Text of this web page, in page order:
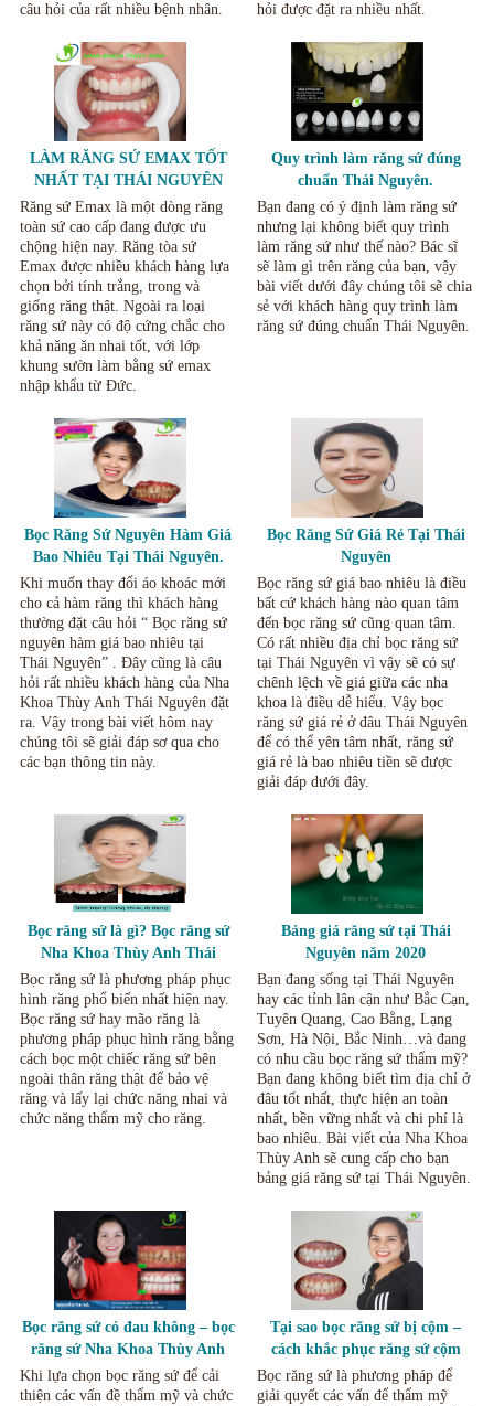
câu hỏi của rất nhiều bệnh nhân.
hỏi được đặt ra nhiều nhất.
LÀM RĂNG SỨ EMAX TỐT
NHẤT TẠI THÁI NGUYÊN
Răng sứ Emax là một dòng răng
toàn sứ cao cấp đang được ưu
chộng hiện nay. Răng tòa sứ
Emax được nhiều khách hàng lựa
chọn bởi tính trắng, trong và
giống răng thật. Ngoài ra loại
răng sứ này có độ cứng chắc cho
khả năng ăn nhai tốt, với lớp
khung sườn làm bằng sứ emax
nhập khẩu từ Đức.
Quy trình làm răng sứ đúng
chuẩn Thái Nguyên.
Bạn đang có ý định làm răng sứ
nhưng lại không biết quy trình
làm răng sứ như thế nào? Bác sĩ
sẽ làm gì trên răng của bạn, vậy
bài viết dưới đây chúng tôi sẽ chia
sẻ với khách hàng quy trình làm
răng sứ đúng chuẩn Thái Nguyên.
Bọc Răng Sứ Nguyên Hàm Giá
Bao Nhiêu Tại Thái Nguyên.
Khi muốn thay đổi áo khoác mới
cho cả hàm răng thì khách hàng
thường đặt câu hỏi “ Bọc răng sứ
nguyên hàm giá bao nhiêu tại
Thái Nguyên” . Đây cũng là câu
hỏi rất nhiều khách hàng của Nha
Khoa Thùy Anh Thái Nguyên đặt
ra. Vậy trong bài viết hôm nay
chúng tôi sẽ giải đáp sơ qua cho
các bạn thông tin này.
Bọc Răng Sứ Giá Rẻ Tại Thái
Nguyên
Bọc răng sứ giá bao nhiêu là điều
bất cứ khách hàng nào quan tâm
đến bọc răng sứ cũng quan tâm.
Có rất nhiều địa chỉ bọc răng sứ
tại Thái Nguyên vì vậy sẽ có sự
chênh lệch về giá giữa các nha
khoa là điều dễ hiểu. Vậy bọc
răng sứ giá rẻ ở đâu Thái Nguyên
để có thể yên tâm nhất, răng sứ
giá rẻ là bao nhiêu tiền sẽ được
giải đáp dưới đây.
Bọc răng sứ là gì? Bọc răng sứ
Nha Khoa Thùy Anh Thái
Nguyên.
Bọc răng sứ là phương pháp phục
hình răng phổ biến nhất hiện nay.
Bọc răng sứ hay mão răng là
phương pháp phục hình răng bằng
cách bọc một chiếc răng sứ bên
ngoài thân răng thật để bảo vệ
răng và lấy lại chức năng nhai và
chức năng thẩm mỹ cho răng.
Bảng giá răng sứ tại Thái
Nguyên năm 2020
Bạn đang sống tại Thái Nguyên
hay các tỉnh lân cận như Bắc Cạn,
Tuyên Quang, Cao Bằng, Lạng
Sơn, Hà Nội, Bắc Ninh…và đang
có nhu cầu bọc răng sứ thẩm mỹ?
Bạn đang không biết tìm địa chỉ ở
đâu tốt nhất, thực hiện an toàn
nhất, bền vững nhất và chi phí là
bao nhiêu. Bài viết của Nha Khoa
Thùy Anh sẽ cung cấp cho bạn
bảng giá răng sứ tại Thái Nguyên.
Bọc răng sứ có đau không – bọc
răng sứ Nha Khoa Thùy Anh
Thái Nguyên.
Khi lựa chọn bọc răng sứ để cải
thiện các vấn đề thẩm mỹ và chức
Tại sao bọc răng sứ bị cộm –
cách khắc phục răng sứ cộm
Thái Nguyên.
Bọc răng sứ là phương pháp để
giải quyết các vấn để thẩm mỹ